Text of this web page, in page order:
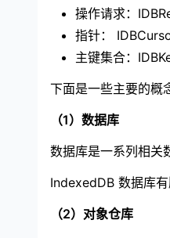
操作请求：
指针：
主键集合：
下面是一些主要的概
（1）数据库
数据库是一系列相关
IndexedDB 数据库
（2）对象仓库